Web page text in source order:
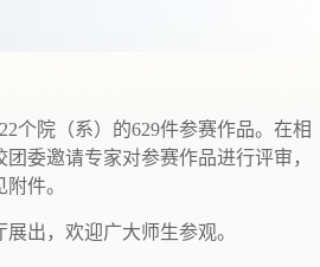
院（系）的629件参赛作品。在相
委邀请专家对参赛作品进行评审，
件。
出，欢迎广大师生参观。